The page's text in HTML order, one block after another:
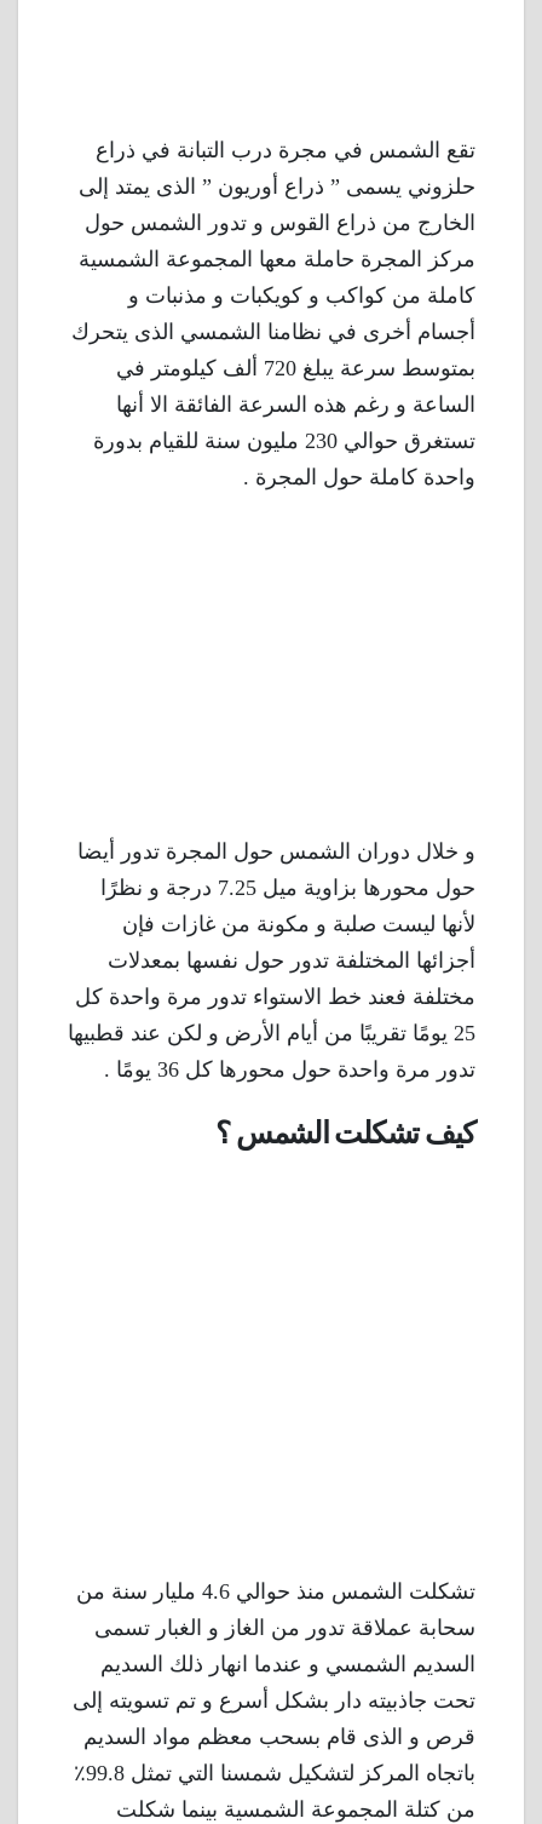
تقع الشمس في مجرة درب التبانة في ذراع
حلزوني يسمى ” ذراع أوريون ” الذى يمتد إلى
الخارج من ذراع القوس و تدور الشمس حول
مركز المجرة حاملة معها المجموعة الشمسية
كاملة من كواكب و كويكبات و مذنبات و
أجسام أخرى في نظامنا الشمسي الذى يتحرك
بمتوسط سرعة يبلغ 720 ألف كيلومتر في
الساعة و رغم هذه السرعة الفائقة الا أنها
تستغرق حوالي 230 مليون سنة للقيام بدورة
واحدة كاملة حول المجرة .
و خلال دوران الشمس حول المجرة تدور أيضا
حول محورها بزاوية ميل 7.25 درجة و نظرًا
لأنها ليست صلبة و مكونة من غازات فإن
أجزائها المختلفة تدور حول نفسها بمعدلات
مختلفة فعند خط الاستواء تدور مرة واحدة كل
25 يومًا تقريبًا من أيام الأرض و لكن عند قطبيها
تدور مرة واحدة حول محورها كل 36 يومًا .
كيف تشكلت الشمس ؟
تشكلت الشمس منذ حوالي 4.6 مليار سنة من
سحابة عملاقة تدور من الغاز و الغبار تسمى
السديم الشمسي و عندما انهار ذلك السديم
تحت جاذبيته دار بشكل أسرع و تم تسويته إلى
قرص و الذى قام بسحب معظم مواد السديم
باتجاه المركز لتشكيل شمسنا التي تمثل 99.8٪
من كتلة المجموعة الشمسية بينما شكلت